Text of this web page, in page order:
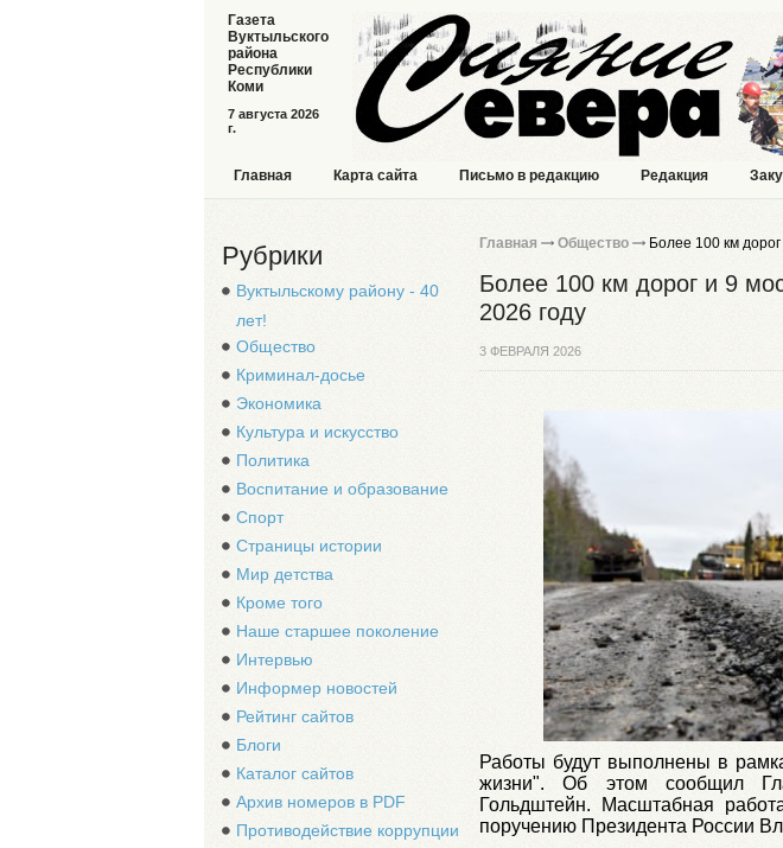
7 августа 2026
г.
Газета
Вуктыльского
района
Республики
Коми
Главная Карта сайта Письмо в редакцию Редакция
Рубрики
Вуктыльскому району - 40
лет!
Общество
Криминал-досье
Экономика
Культура и искусство
Политика
Воспитание и образование
Спорт
Страницы истории
Мир детства
Кроме того
Наше старшее поколение
Интервью
Информер новостей
Рейтинг сайтов
Блоги
Каталог сайтов
Архив номеров в PDF
Противодействие коррупции
Главная Общество Более 100 км
Более 100 км дорог и 9
2026 году
3 ФЕВРАЛЯ 2026
Работы будут выполнены в
жизни". Об этом сообщил
Гольдштейн. Масштабная
поручению Президента России